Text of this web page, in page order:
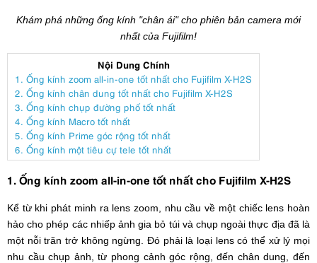
Khám phá những ống kính "chân ái" cho phiên bản camera mới
nhất của Fujifilm!
Nội Dung Chính
1. Ống kính zoom all-in-one tốt nhất cho Fujifilm X-H2S
2. Ống kính chân dung tốt nhất cho Fujifilm X-H2S
3. Ống kính chụp đường phố tốt nhất
4. Ống kính Macro tốt nhất
5. Ống kính Prime góc rộng tốt nhất
6. Ống kính một tiêu cự tele tốt nhất
1. Ống kính zoom all-in-one tốt nhất cho Fujifilm X-H2S
Kể từ khi phát minh ra lens zoom, nhu cầu về một chiếc lens hoàn
hảo cho phép các nhiếp ảnh gia bỏ túi và chụp ngoài thực địa đã là
một nỗi trăn trở không ngừng. Đó phải là loại lens có thể xử lý mọi
nhu cầu chụp ảnh, từ phong cảnh góc rộng, đến chân dung, đến